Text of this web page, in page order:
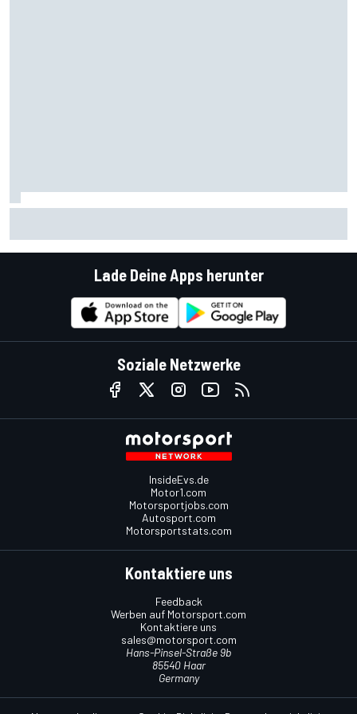
Lade Deine Apps herunter
Soziale Netzwerke
InsideEvs.de
Motor1.com
Motorsportjobs.com
Autosport.com
Motorsportstats.com
Kontaktiere uns
Feedback
Werben auf Motorsport.com
Kontaktiere uns
sales@motorsport.com
Hans-Pinsel-Straße 9b
85540 Haar
Germany